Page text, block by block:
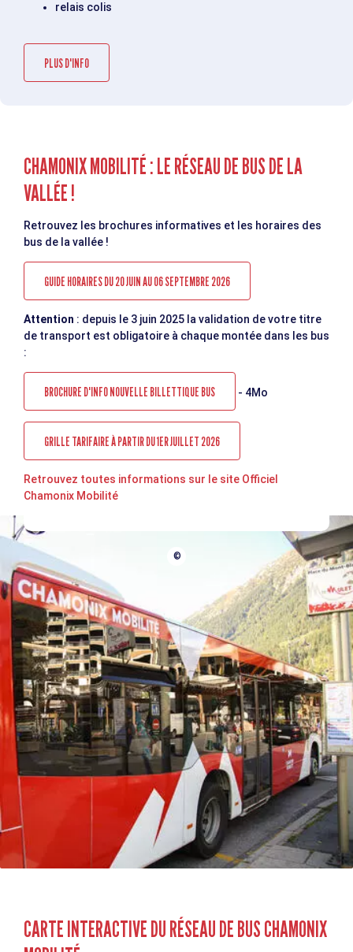
relais colis
PLUS D'INFO
CHAMONIX MOBILITÉ : LE RÉSEAU DE BUS DE LA
VALLÉE !
Retrouvez les brochures informatives et les horaires des
bus de la vallée !
GUIDE HORAIRES DU 20 JUIN AU 06 SEPTEMBRE 2026
Attention : depuis le 3 juin 2025 la validation de votre titre
de transport est obligatoire à chaque montée dans les bus
:
BROCHURE D'INFO NOUVELLE BILLETTIQUE BUS - 4Mo
GRILLE TARIFAIRE À PARTIR DU 1ER JUILLET 2026
Retrouvez toutes informations sur le site Officiel
Chamonix Mobilité
©
CARTE INTERACTIVE DU RÉSEAU DE BUS CHAMONIX